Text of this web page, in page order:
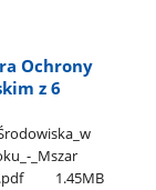
Ochrony
z 6
​_Mszar​
1.45MB